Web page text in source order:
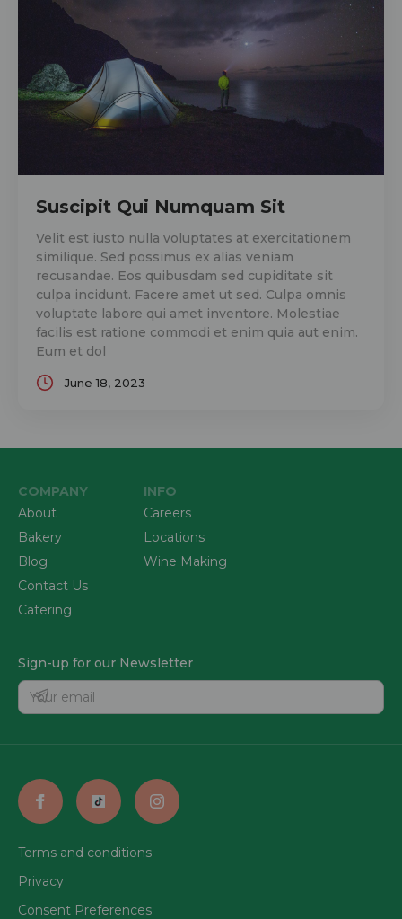
Suscipit Qui Numquam Sit
Velit est iusto nulla voluptates at exercitationem
similique. Sed possimus ex alias veniam
recusandae. Eos quibusdam sed cupiditate sit
culpa incidunt. Facere amet ut sed. Culpa omnis
voluptate labore qui amet inventore. Molestiae
facilis est ratione commodi et enim quia aut enim.
Eum et dol
June 18, 2023
COMPANY
About
Bakery
Blog
Contact Us
Catering
INFO
Careers
Locations
Wine Making
Sign-up for our Newsletter
Terms and conditions
Privacy
Consent Preferences